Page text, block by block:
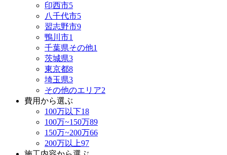
印西市5
八千代市5
習志野市9
鴨川市1
千葉県その他1
茨城県3
東京都8
埼玉県3
その他のエリア2
費用から選ぶ
100万以下18
100万~150万89
150万~200万66
200万以上97